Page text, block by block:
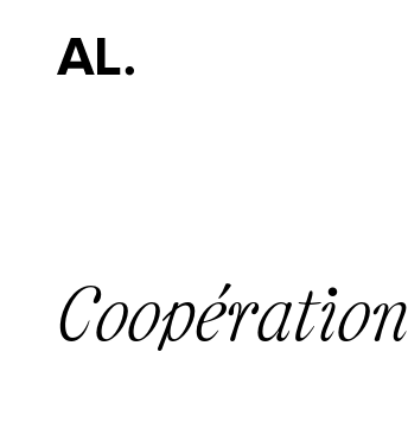
Coopération